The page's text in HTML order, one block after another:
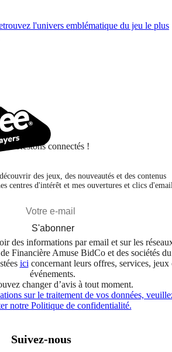
l'univers emblématique du jeu le plus
Restons connectés !
des jeux, des nouveautés et des contenus
centres d'intérêt et mes ouvertures et clics
S'abonner
des informations par email et sur les
Financière Amuse BidCo et des sociétés du
ici concernant leurs offres, services, jeux
événements.
changer d’avis à tout moment.
sur le traitement de vos données,
notre Politique de confidentialité.
Suivez-nous